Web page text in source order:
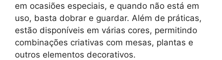
em ocasiões especiais, e quando não está em
uso, basta dobrar e guardar. Além de práticas,
estão disponíveis em várias cores, permitindo
combinações criativas com mesas, plantas e
outros elementos decorativos.